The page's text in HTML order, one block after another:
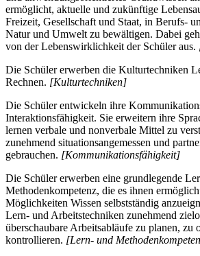
ermöglicht, aktuelle und zukünftige
Freizeit, Gesellschaft und Staat, in Berufs-
Natur und Umwelt zu bewältigen. Dabei
von der Lebenswirklichkeit der Schüler aus.
Die Schüler erwerben die Kulturtechniken
Rechnen. [Kulturtechniken]
Die Schüler entwickeln ihre
Interaktionsfähigkeit. Sie erweitern ihre
lernen verbale und nonverbale Mittel zu
zunehmend situationsangemessen und
gebrauchen. [Kommunikationsfähigkeit]
Die Schüler erwerben eine grundlegende
Methodenkompetenz, die es ihnen
Möglichkeiten Wissen selbstständig
Lern- und Arbeitstechniken zunehmend
überschaubare Arbeitsabläufe zu planen, zu
kontrollieren. [Lern- und